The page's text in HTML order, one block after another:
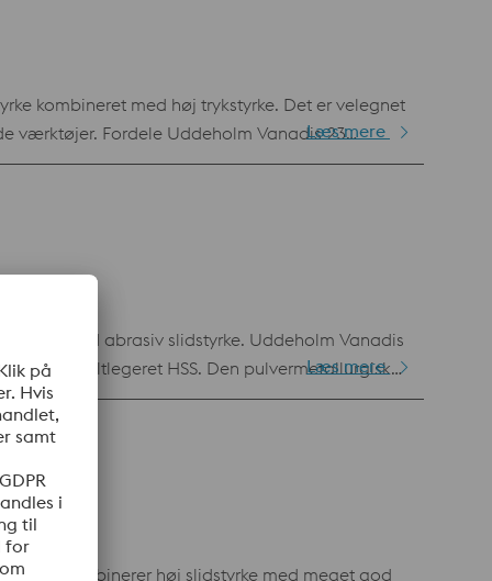
Velegnet opgradering, hvor der er behov for
kombineret med høj trykstyrke. Det er velegnet
Uddeholm Vanadis 23
Bearbejdeligheden og slibeevnen er bedre end
proces sikrer, at renheden er på et
Læs mere
og god abrasiv slidstyrke. Uddeholm Vanadis
koboltlegeret HSS. Den pulvermetallurgiske
sydøstlige asiatiske lande, der betjenes af
W.nr 1.3294 / AISI D2 / AFNOR Z130 KWDCV 9.6.5.4.3
Læs mere
det kombinerer høj slidstyrke med meget god